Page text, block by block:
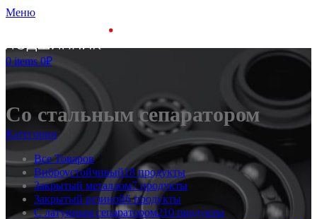
Меню
0 items 0₽
Со стальным сепаратором
Категории
ВсеТоваров
Виброустойчивый18 продукты
Закрытый металлом7 продукты
Закрытый резиной6 продукты
С латунным сепаратором210 продукты